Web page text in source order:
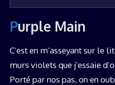
Purple Main
C’est en m’asseyant sur le
murs violets que j’essaie
Porté par nos pas, on en